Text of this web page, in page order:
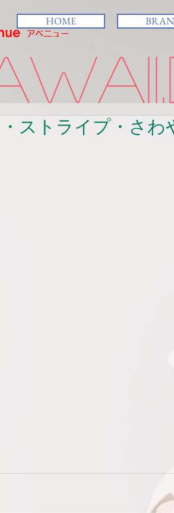
HOME
・ストライプ・さわ